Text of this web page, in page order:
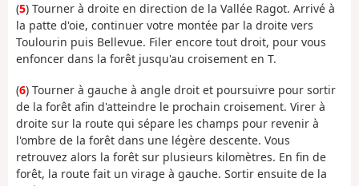
(5) Tourner à droite en direction de la Vallée Ragot. Arrivé à
la patte d'oie, continuer votre montée par la droite vers
Toulourin puis Bellevue. Filer encore tout droit, pour vous
enfoncer dans la forêt jusqu'au croisement en T.
(6) Tourner à gauche à angle droit et poursuivre pour sortir
de la forêt afin d'atteindre le prochain croisement. Virer à
droite sur la route qui sépare les champs pour revenir à
l'ombre de la forêt dans une légère descente. Vous
retrouvez alors la forêt sur plusieurs kilomètres. En fin de
forêt, la route fait un virage à gauche. Sortir ensuite de la